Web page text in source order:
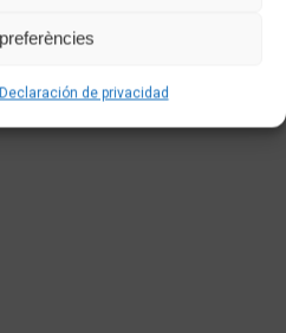
Declaración de privacidad